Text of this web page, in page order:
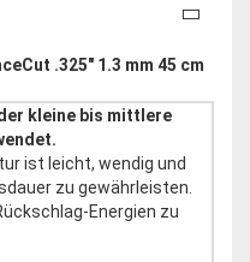
.325" 1.3 mm 45 cm
kleine bis mittlere
ist leicht, wendig und
zu gewährleisten.
Energien zu